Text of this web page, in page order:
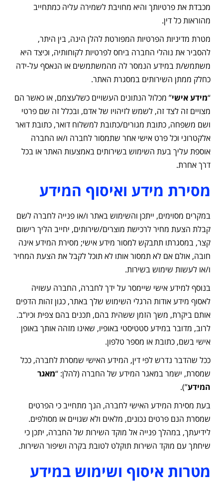
מכבדת את פרטיותך והיא מחויבת לשמירה עליה כמתחייב
מהוראות כל דין.
מטרת מדיניות הפרטיות המפורטת להלן הינה, בין היתר,
להסביר את נוהלי החברה ביחס לפרטיות לקוחותיה, וכיצד היא
משתמש/ת במידע הנמסר לה מהמשתמשים או הנאסף על-ידה
כחלק ממתן השירותים במסגרת האתר.
“מידע אישי” מכלול הנתונים העשויים כשלעצמם, או כאשר הם
מצויים זה לצד זה, לשמש לזיהויו של אדם, ובכלל זה שם פרטי
ושם משפחה, כתובת מגורים/כתובת למשלוח דואר, כתובת דואר
אלקטרוני וכל פרט אישי אחר שתמסור לחברה ו/או החברה
אוספת עליך בעת השימוש בשירותים באמצעות האתר או בכל
דרך אחרת.
מסירת מידע ואיסוף המידע
במקרים מסוימים, ייתכן והשימוש באתר ו/או פנייה לחברה לשם
קבלת הצעת מחיר לרכישת מוצרים/שירותים, יחייב הליך רישום
קצר, במסגרתו תתבקש למסור מידע אישי; מסירת המידע אינה
חובה, אולם אם לא תמסור אותו לא תוכל לקבל את הצעת המחיר
ו/או לעשות שימוש בשירות.
בנוסף למידע אישי שיימסר על ידך לחברה, החברה עשויה
לאסוף מידע אודות הרגלי השימוש שלך באתר, כגון זהות הדפים
אותם ביקרת, משך הזמן ששהית בהם, תכנים בהם צפית וכיו”ב.
לרוב, מדובר במידע סטטיסטי באופיו, שאינו מזהה אותך באופן
אישי בשם, כתובת או מספר טלפון.
ככל שהדבר נדרש לפי דין, המידע האישי שמסרת לחברה, ככל
שמסרת, ישמר במאגר המידע של החברה (להלן: “מאגר
המידע”).
בעת מסירת המידע האישי לחברה, הנך מתחייב כי הפרטים
שמסרת הנם פרטים נכונים, מלאים ולא שגויים או מסולפים.
לידיעתך, במהלך פנייה אל מוקד השירות של החברה, יתכן כי
שיחתך עם מוקד השירות תוקלט לטובת בקרה ושיפור השירות.
מטרות איסוף ושימוש במידע